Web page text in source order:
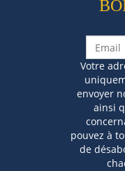
Votre
envoyer
ainsi
pouvez à
de